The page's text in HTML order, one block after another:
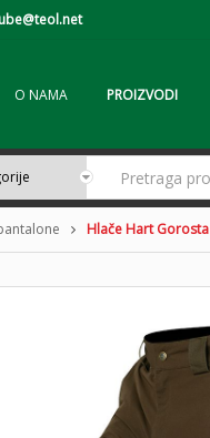
O NAMA PROIZVODI
Hlače Hart Gorosta